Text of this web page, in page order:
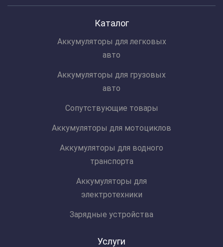
Каталог
Аккумуляторы для легковых
авто
Аккумуляторы для грузовых
авто
Сопутствующие товары
Аккумуляторы для мотоциклов
Аккумуляторы для водного
транспорта
Аккумуляторы для
электротехники
Зарядные устройства
Услуги